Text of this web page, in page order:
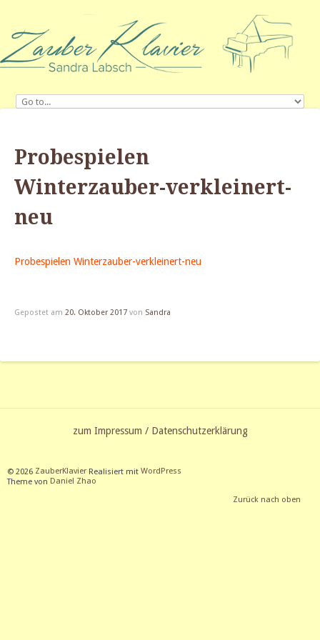
Probespielen
Winterzauber-verkleinert-
neu
Probespielen Winterzauber-verkleinert-neu
Gepostet am 20. Oktober 2017 von Sandra
zum Impressum / Datenschutzerklärung
© 2026 ZauberKlavierRealisiert mit WordPress
Theme von Daniel Zhao
Zurück nach oben